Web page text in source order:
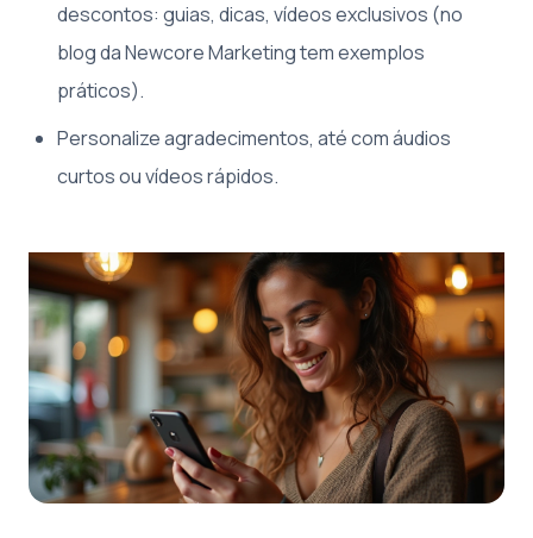
descontos: guias, dicas, vídeos exclusivos (no
blog da Newcore Marketing tem exemplos
práticos).
Personalize agradecimentos, até com áudios
curtos ou vídeos rápidos.